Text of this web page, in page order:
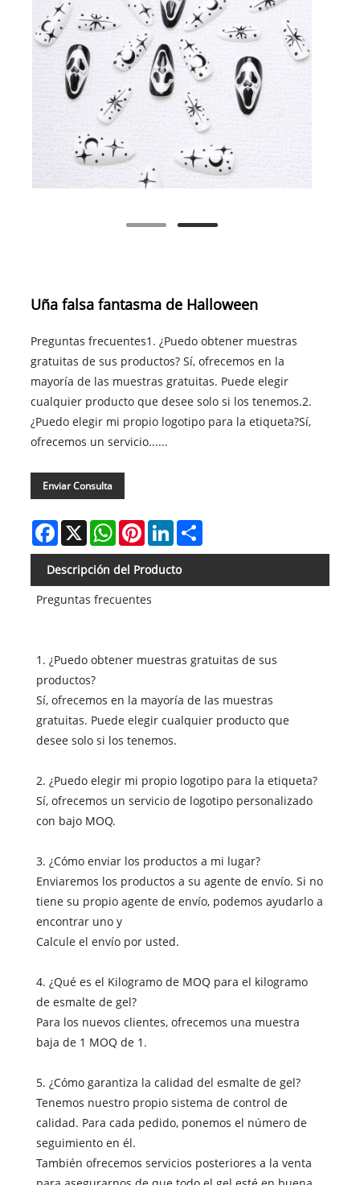
Uña falsa fantasma de Halloween
Preguntas frecuentes1. ¿Puedo obtener muestras
gratuitas de sus productos? Sí, ofrecemos en la
mayoría de las muestras gratuitas. Puede elegir
cualquier producto que desee solo si los tenemos.2.
¿Puedo elegir mi propio logotipo para la etiqueta?Sí,
ofrecemos un servicio......
Enviar Consulta
Facebook
X WhatsAppPinterestLinkedInShare
Descripción del Producto
Preguntas frecuentes
1. ¿Puedo obtener muestras gratuitas de sus
productos?
Sí, ofrecemos en la mayoría de las muestras
gratuitas. Puede elegir cualquier producto que
desee solo si los tenemos.
2. ¿Puedo elegir mi propio logotipo para la etiqueta?
Sí, ofrecemos un servicio de logotipo personalizado
con bajo MOQ.
3. ¿Cómo enviar los productos a mi lugar?
Enviaremos los productos a su agente de envío. Si no
tiene su propio agente de envío, podemos ayudarlo a
encontrar uno y
Calcule el envío por usted.
4. ¿Qué es el Kilogramo de MOQ para el kilogramo
de esmalte de gel?
Para los nuevos clientes, ofrecemos una muestra
baja de 1 MOQ de 1.
5. ¿Cómo garantiza la calidad del esmalte de gel?
Tenemos nuestro propio sistema de control de
calidad. Para cada pedido, ponemos el número de
seguimiento en él.
También ofrecemos servicios posteriores a la venta